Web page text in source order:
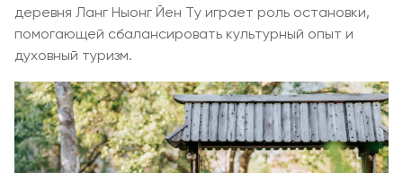
деревня Ланг Ныонг Йен Ту играет роль остановки,
помогающей сбалансировать культурный опыт и
духовный туризм.